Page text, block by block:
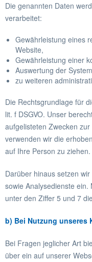
Die genannten Daten
verarbeitet:
Gewährleistung eines
Website,
Gewährleistung einer
Auswertung der
zu weiteren
Die Rechtsgrundlage für
lit. f DSGVO. Unser
aufgelisteten Zwecken
verwenden wir die
auf Ihre Person zu ziehen.
Darüber hinaus setzen
sowie Analysedienste
unter den Ziffer 5 und 7
b) Bei Nutzung unseres
Bei Fragen jeglicher Art
über ein auf unserer